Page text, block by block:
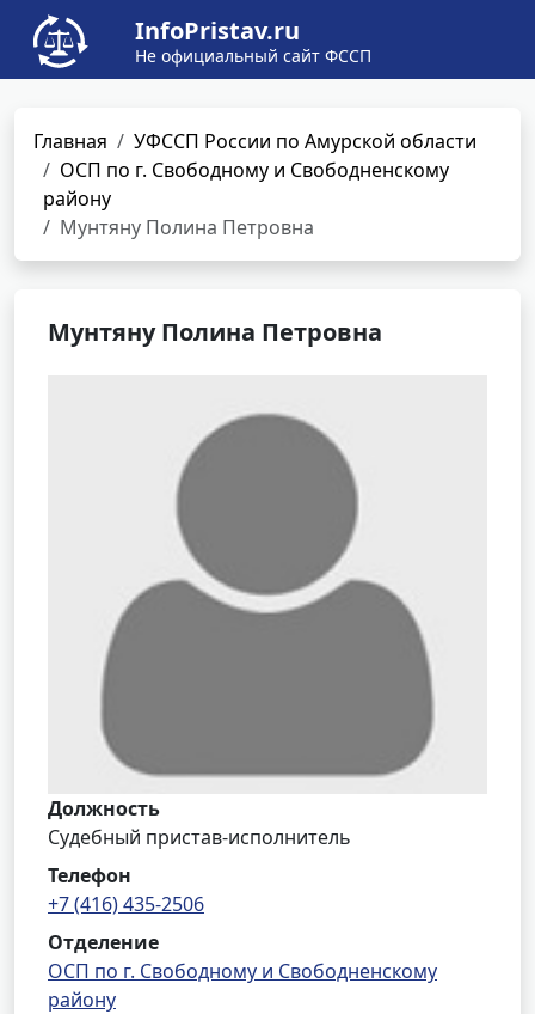
InfoPristav.ru
Не официальный сайт ФССП
Главная
УФССП России по Амурской области
ОСП по г. Свободному и Свободненскому
району
Мунтяну Полина Петровна
Мунтяну Полина Петровна
Должность
Судебный пристав-исполнитель
Телефон
+7 (416) 435-2506
Отделение
ОСП по г. Свободному и Свободненскому
району